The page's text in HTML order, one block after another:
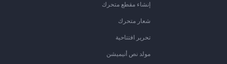
إنشاء مقطع متحرك
شعار متحرك
تحرير افتتاحية
مولد نص أنيميشن